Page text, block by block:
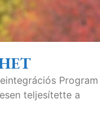
Program
teljesítette a